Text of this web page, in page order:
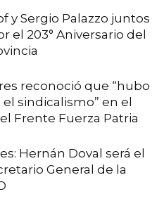
y Sergio Palazzo juntos
el 203° Aniversario del
reconoció que “hubo
sindicalismo” en el
Frente Fuerza Patria
Hernán Doval será el
General de la